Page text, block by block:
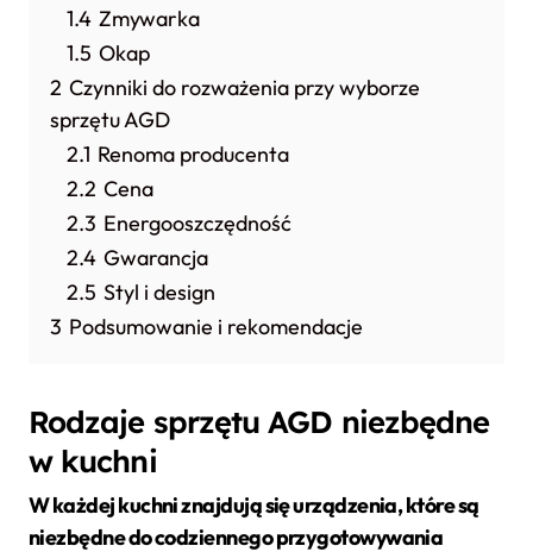
1.4 Zmywarka
1.5 Okap
2 Czynniki do rozważenia przy wyborze
sprzętu AGD
2.1 Renoma producenta
2.2 Cena
2.3 Energooszczędność
2.4 Gwarancja
2.5 Styl i design
3 Podsumowanie i rekomendacje
Rodzaje sprzętu AGD niezbędne
w kuchni
W każdej kuchni znajdują się urządzenia, które są
niezbędne do codziennego przygotowywania